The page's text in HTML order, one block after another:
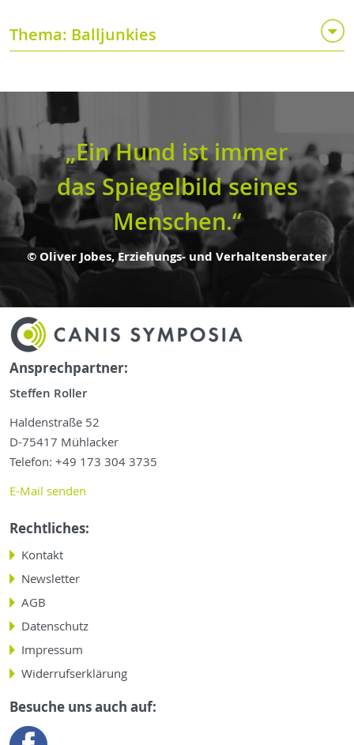
Thema: Balljunkies
„Ein Hund ist immer
das Spiegelbild seines
Menschen.“
© Oliver Jobes, Erziehungs- und Verhaltensberater
Ansprechpartner:
Steffen Roller
Haldenstraße 52
D-75417 Mühlacker
Telefon: +49 173 304 3735
E-Mail senden
Rechtliches:
Navigation
Kontakt
Newsletter
AGB
Datenschutz
Impressum
Widerrufserklärung
Besuche uns auch auf: